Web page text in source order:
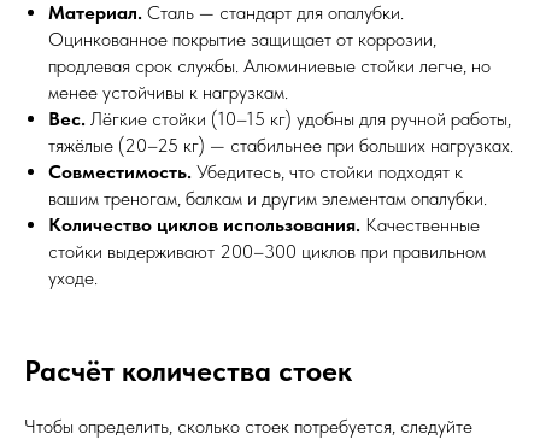
Материал. Сталь — стандарт для опалубки.
Оцинкованное покрытие защищает от коррозии,
продлевая срок службы. Алюминиевые стойки легче, но
менее устойчивы к нагрузкам.
Вес. Лёгкие стойки (10–15 кг) удобны для ручной работы,
тяжёлые (20–25 кг) — стабильнее при больших нагрузках.
Совместимость. Убедитесь, что стойки подходят к
вашим треногам, балкам и другим элементам опалубки.
Количество циклов использования. Качественные
стойки выдерживают 200–300 циклов при правильном
уходе.
Расчёт количества стоек
Чтобы определить, сколько стоек потребуется, следуйте